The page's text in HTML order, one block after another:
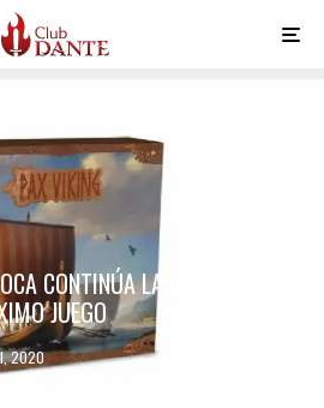
CONTINÚA LA LÍNEA DE
JUEGO
2020